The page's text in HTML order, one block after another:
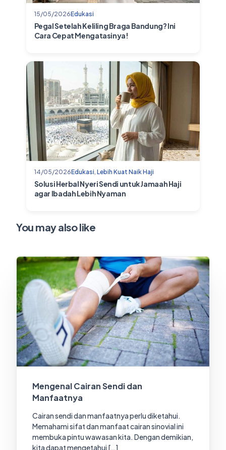
15/05/2026Edukasi
Pegal Setelah Keliling Braga Bandung? Ini
Cara Cepat Mengatasinya!
14/05/2026Edukasi Lebih Kuat Naik Haji
Solusi Herbal Nyeri Sendi untuk Jamaah Haji
agar Ibadah Lebih Nyaman
You may also like
Mengenal Cairan Sendi dan
Manfaatnya
Cairan sendi dan manfaatnya perlu diketahui.
Memahami sifat dan manfaat cairan sinovial ini
membuka pintu wawasan kita. Dengan demikian,
kita dapat mengetahui […]